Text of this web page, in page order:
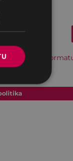
hau iCal